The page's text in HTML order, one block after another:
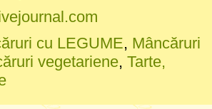
cu LEGUME, Mâncăruri
vegetariene, Tarte,